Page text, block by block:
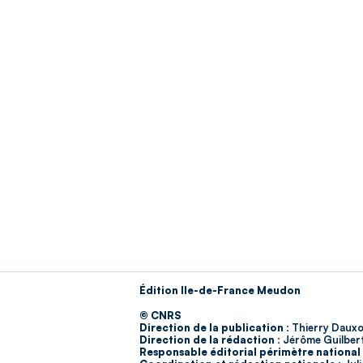
Édition Ile-de-France Meudon
© CNRS
Direction de la publication : Thierry
Direction de la rédaction : Jérôme
Responsable éditorial périmètre national